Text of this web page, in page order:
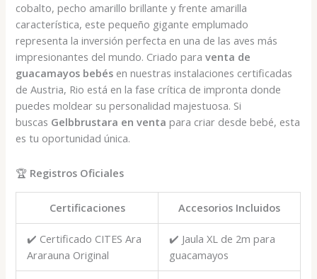
cobalto, pecho amarillo brillante y frente amarilla
característica, este pequeño gigante emplumado
representa la inversión perfecta en una de las aves más
impresionantes del mundo. Criado paraventa de
guacamayos bebés en nuestras instalaciones certificadas
de Austria, Rio está en la fase crítica de impronta donde
puedes moldear su personalidad majestuosa. Si
buscas Gelbbrustara en venta para criar desde bebé, esta
es tu oportunidad única.
🏆 Registros Oficiales
Certificaciones Accesorios Incluidos
✔️ Certificado CITES Ara
Ararauna Original
✔️ Jaula XL de 2m para
guacamayos